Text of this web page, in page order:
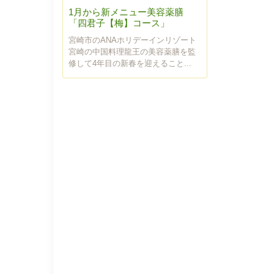
1月から新メニュー美容薬膳
「四君子【梅】コース」
宮崎市のANAホリデーインリゾート
宮崎の中国料理龍王の美容薬膳を監
修して4年目の新春を迎えること...